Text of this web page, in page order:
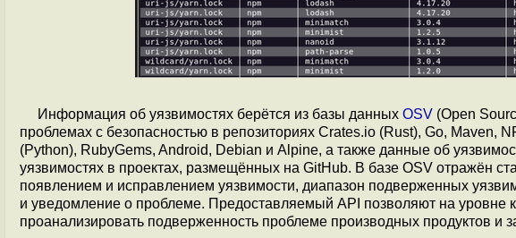
Информация об уязвимостях берётся из базы данных OSV (Open
проблемах с безопасностью в репозиториях Сrates.io (Rust), Go, Maven,
(Python), RubyGems, Android, Debian и Alpine, а также данные об
уязвимостях в проектах, размещённых на GitHub. В базе OSV отражён
появлением и исправлением уязвимости, диапазон подверженных
и уведомление о проблеме. Предоставляемый API позволяют на уровне
проанализировать подверженность проблеме производных продуктов и